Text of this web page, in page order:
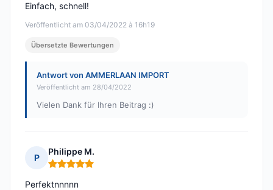
Veröffentlicht am 03/04/2022 à 16h19
Einfach, schnell!
Übersetzte Bewertungen
Antwort von AMMERLAAN IMPORT
Veröffentlicht am 28/04/2022
Vielen Dank für Ihren Beitrag :)
P
Philippe M.
Hinweis: 5 von 5
Perfektnnnnn